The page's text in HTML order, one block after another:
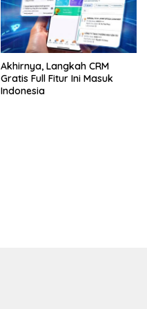
Akhirnya, Langkah CRM
Gratis Full Fitur Ini Masuk
Indonesia